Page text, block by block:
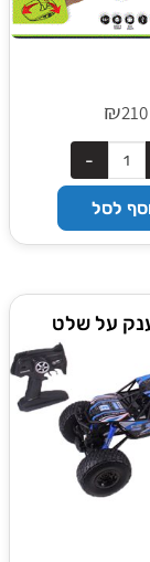
₪210
לסל
ענק על שלט